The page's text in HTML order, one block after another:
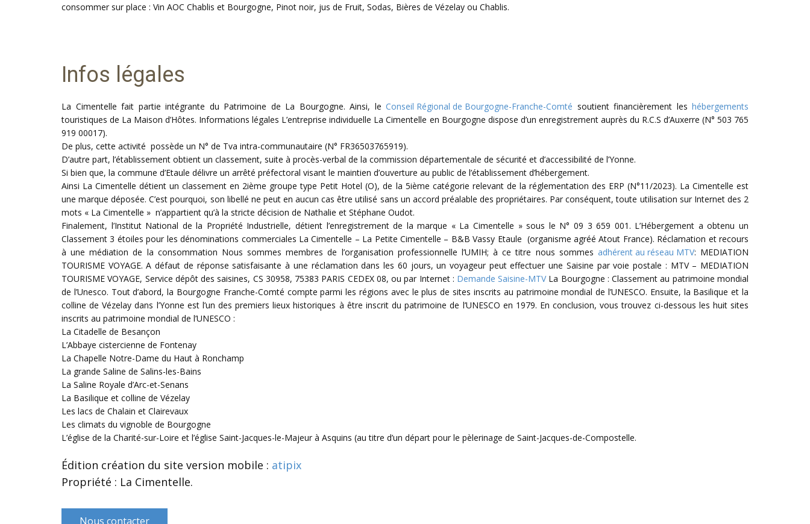
consommer sur place : Vin AOC Chablis et Bourgogne, Pinot noir, jus de Fruit, Sodas, Bières de Vézelay ou Chablis.
Infos légales
La Cimentelle fait partie intégrante du Patrimoine de La Bourgogne. Ainsi, le Conseil Régional de Bourgogne-Franche-Comté soutient financièrement les hébergements
touristiques de La Maison d’Hôtes. Informations légales L’entreprise individuelle La Cimentelle en Bourgogne dispose d’un enregistrement auprès du R.C.S d’Auxerre (N° 503 765
919 00017).
De plus, cette activité possède un N° de Tva intra-communautaire (N° FR36503765919).
D’autre part, l’établissement obtient un classement, suite à procès-verbal de la commission départementale de sécurité et d’accessibilité de l’Yonne.
Si bien que, la commune d’Etaule délivre un arrêté préfectoral visant le maintien d’ouverture au public de l’établissement d’hébergement.
Ainsi La Cimentelle détient un classement en 2ième groupe type Petit Hotel (O), de la 5ième catégorie relevant de la réglementation des ERP (N°11/2023). La Cimentelle est
une marque déposée. C’est pourquoi, son libellé ne peut en aucun cas être utilisé sans un accord préalable des propriétaires. Par conséquent, toute utilisation sur Internet des 2
mots « La Cimentelle » n’appartient qu’à la stricte décision de Nathalie et Stéphane Oudot.
Finalement, l’Institut National de la Propriété Industrielle, détient l’enregistrement de la marque « La Cimentelle » sous le N° 09 3 659 001. L’Hébergement a obtenu un
Classement 3 étoiles pour les dénominations commerciales La Cimentelle – La Petite Cimentelle – B&B Vassy Etaule (organisme agréé Atout France). Réclamation et recours
à une médiation de la consommation Nous sommes membres de l’organisation professionnelle l’UMIH; à ce titre nous sommes adhérent au réseau MTV: MEDIATION
TOURISME VOYAGE. A défaut de réponse satisfaisante à une réclamation dans les 60 jours, un voyageur peut effectuer une Saisine par voie postale : MTV – MEDIATION
TOURISME VOYAGE, Service dépôt des saisines, CS 30958, 75383 PARIS CEDEX 08, ou par Internet : Demande Saisine-MTVLa Bourgogne : Classement au patrimoine mondial
de l’Unesco. Tout d’abord, la Bourgogne Franche-Comté compte parmi les régions avec le plus de sites inscrits au patrimoine mondial de l’UNESCO. Ensuite, la Basilique et la
colline de Vézelay dans l’Yonne est l’un des premiers lieux historiques à être inscrit du patrimoine de l’UNESCO en 1979. En conclusion, vous trouvez ci-dessous les huit sites
inscrits au patrimoine mondial de l’UNESCO :
La Citadelle de Besançon
L’Abbaye cistercienne de Fontenay
La Chapelle Notre-Dame du Haut à Ronchamp
La grande Saline de Salins-les-Bains
La Saline Royale d’Arc-et-Senans
La Basilique et colline de Vézelay
Les lacs de Chalain et Clairevaux
Les climats du vignoble de Bourgogne
L’église de la Charité-sur-Loire et l’église Saint-Jacques-le-Majeur à Asquins (au titre d’un départ pour le pèlerinage de Saint-Jacques-de-Compostelle.
Édition création du site version mobile : atipix
Propriété : La Cimentelle.
Nous contacter